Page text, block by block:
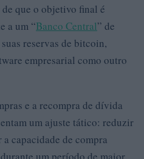
de que o objetivo final é
a um “Banco Central” de
reservas de bitcoin,
empresarial como outro
e a recompra de dívida
um ajuste tático: reduzir
capacidade de compra